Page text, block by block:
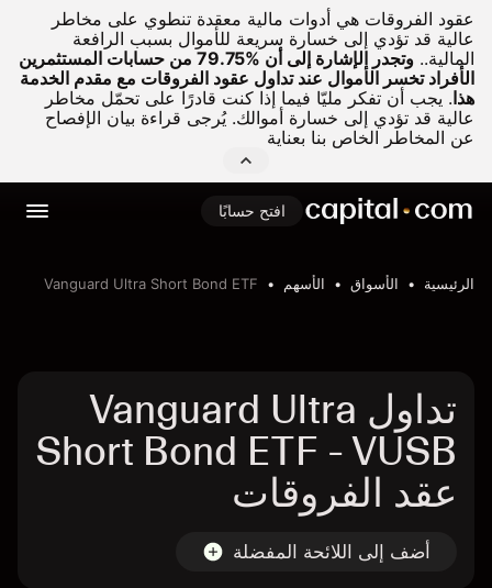
عقود الفروقات هي أدوات مالية معقدة تنطوي على مخاطر
عالية قد تؤدي إلى خسارة سريعة للأموال بسبب الرافعة
المالية..
وتجدر الإشارة إلى أن %79.75 من حسابات المستثمرين
الأفراد تخسر الأموال عند تداول عقود الفروقات مع مقدم الخدمة
هذا. يجب أن تفكر مليّا فيما إذا كنت قادرًا على تحمّل مخاطر
عالية قد تؤدي إلى خسارة أموالك. يُرجى قراءة بيان الإفصاح
عن المخاطر الخاص بنا بعناية
افتح حسابًا
الرئيسية الأسواق الأسهم Vanguard Ultra Short Bond ETF
تداول Vanguard Ultra
Short Bond ETF - VUSB
عقد الفروقات
أضف إلى اللائحة المفضلة